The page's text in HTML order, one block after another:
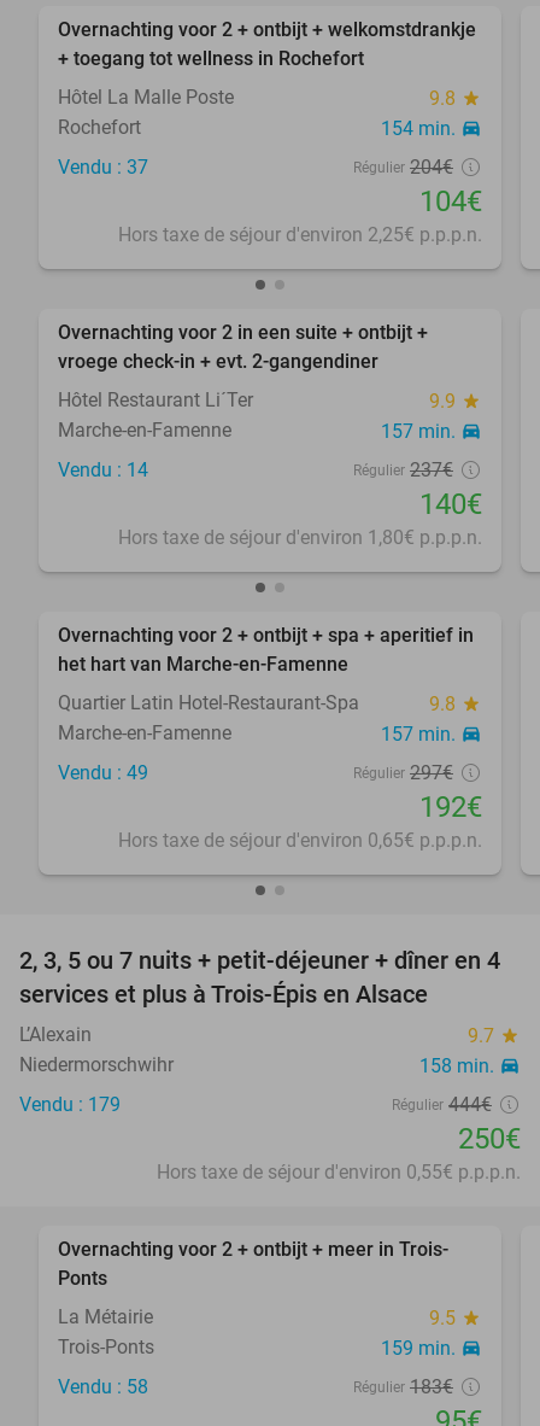
49%
Overnachting voor 2 + ontbijt + welkomstdrankje
+ toegang tot wellness in Rochefort
Hôtel La Malle Poste
9.8 star
Rochefort 154 min. directions_car
Vendu : 37 Régulier 204€
104€
Hors taxe de séjour d'environ 2,25€ p.p.p.n.
favorite_border
Overnachting voor 2 in een suite + ontbijt +
vroege check-in + evt. 2-gangendiner
Hôtel Restaurant Li´Ter
9.9 star
Marche-en-Famenne 157 min. directions_car
Vendu : 14 Régulier 237€
140€
Hors taxe de séjour d'environ 1,80€ p.p.p.n.
35%
favorite_border
Overnachting voor 2 + ontbijt + spa + aperitief in
het hart van Marche-en-Famenne
Quartier Latin Hotel-Restaurant-Spa
9.8 star
Marche-en-Famenne 157 min. directions_car
Vendu : 49 Régulier 297€
192€
Hors taxe de séjour d'environ 0,65€ p.p.p.n.
44%
2, 3, 5 ou 7 nuits + petit-déjeuner + dîner en 4
services et plus à Trois-Épis en Alsace
L’Alexain 9.7 star
Niedermorschwihr 158 min. directions_car
Vendu : 179 Régulier 444€
250€
Hors taxe de séjour d'environ 0,55€ p.p.p.n.
48%
favorite_border
Overnachting voor 2 + ontbijt + meer in Trois-
Ponts
La Métairie
9.5 star
Trois-Ponts 159 min. directions_car
Vendu : 58 Régulier 183€